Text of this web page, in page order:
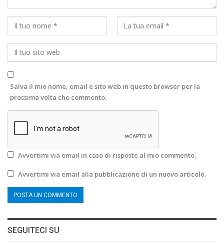
Salva il mio nome, email e sito web in questo browser per la
prossima volta che commento.
Avvertimi via email in caso di risposte al mio commento.
Avvertimi via email alla pubblicazione di un nuovo articolo.
SEGUITECI SU